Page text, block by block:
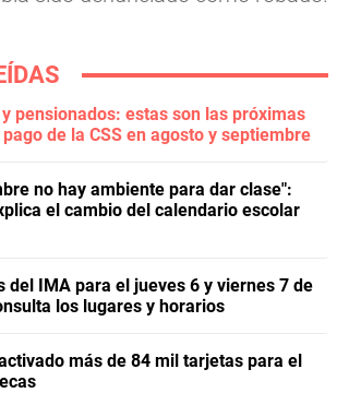
pensionados: estas son las próximas
de la CSS en agosto y septiembre
no hay ambiente para dar clase":
el cambio del calendario escolar
del IMA para el jueves 6 y viernes 7 de
los lugares y horarios
más de 84 mil tarjetas para el